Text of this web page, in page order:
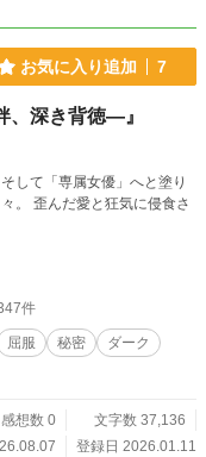
お気に入り追加 7
、深き背徳—』
して「専属女優」へと塗り
食さ
件
屈服 秘密
ダーク
感想数 0
文字数 37,136
登録日 2026.01.11